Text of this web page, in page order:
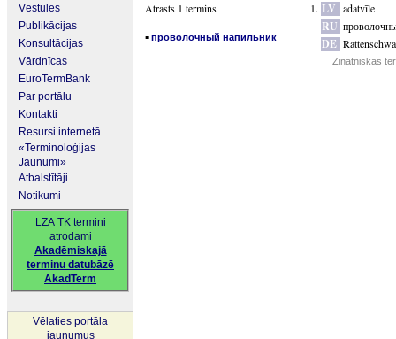
Vēstules
Publikācijas
Konsultācijas
Vārdnīcas
EuroTermBank
Par portālu
Kontakti
Resursi internetā
«Terminoloģijas
Jaunumi»
Atbalstītāji
Notikumi
LZA TK termini
atrodami
Akadēmiskajā
terminu datubāzē
AkadTerm
Vēlaties portāla
jaunumus
Atrasts 1 termins
▪ проволочный напильник
LV adatvīle
RU
DE
Zinātniskās